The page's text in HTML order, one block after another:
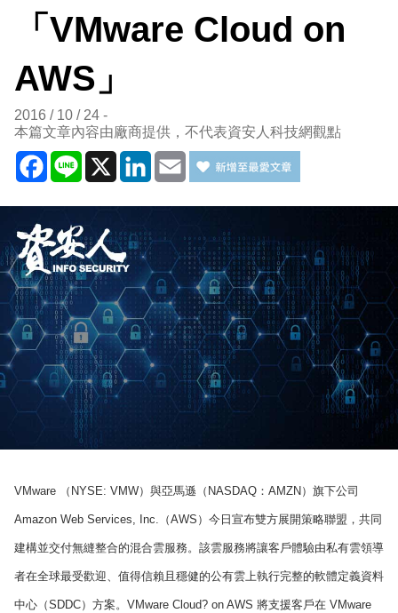
「VMware Cloud on
AWS」
2016 / 10 / 24
本篇文章內容由廠商提供，不代表資安人科技網觀點
Facebook
Line X LinkedIn
Email
VMware （NYSE: VMW）與亞馬遜（NASDAQ：AMZN）旗下公司
Amazon Web Services, Inc.（AWS）今日宣布雙方展開策略聯盟，共同
建構並交付無縫整合的混合雲服務。該雲服務將讓客戶體驗由私有雲領導
者在全球最受歡迎、值得信賴且穩健的公有雲上執行完整的軟體定義資料
中心（SDDC）方案。VMware Cloud? on AWS 將支援客戶在 VMware